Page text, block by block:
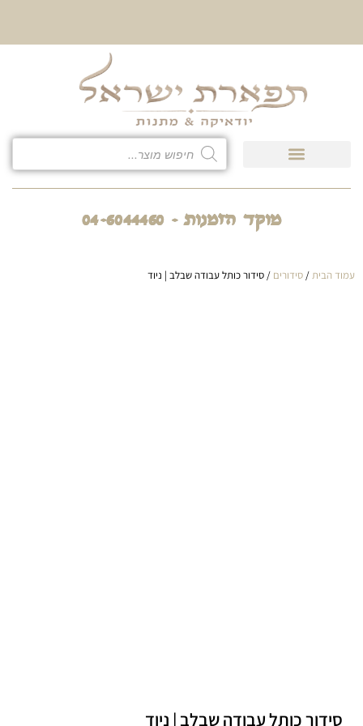
מוקד הזמנות - 04-6044460
עמוד הבית/ סידורים / סידור כותל עבודה שבלב | ניוד
סידור כותל עבודה שבלב | ניוד